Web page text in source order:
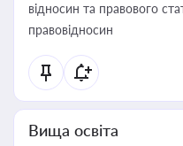
відносин та правового
правовідносин
Вища освіта